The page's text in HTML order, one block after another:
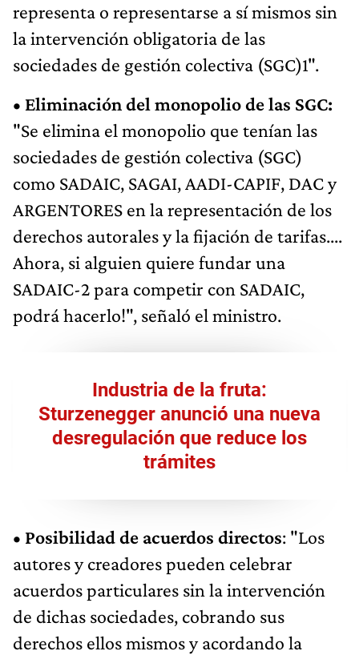
representa o representarse a sí mismos sin
la intervención obligatoria de las
sociedades de gestión colectiva (SGC)1".
• Eliminación del monopolio de las SGC:
"Se elimina el monopolio que tenían las
sociedades de gestión colectiva (SGC)
como SADAIC, SAGAI, AADI-CAPIF, DAC y
ARGENTORES en la representación de los
derechos autorales y la fijación de tarifas....
Ahora, si alguien quiere fundar una
SADAIC-2 para competir con SADAIC,
podrá hacerlo!", señaló el ministro.
Industria de la fruta:
Sturzenegger anunció una nueva
desregulación que reduce los
trámites
• Posibilidad de acuerdos directos: "Los
autores y creadores pueden celebrar
acuerdos particulares sin la intervención
de dichas sociedades, cobrando sus
derechos ellos mismos y acordando la